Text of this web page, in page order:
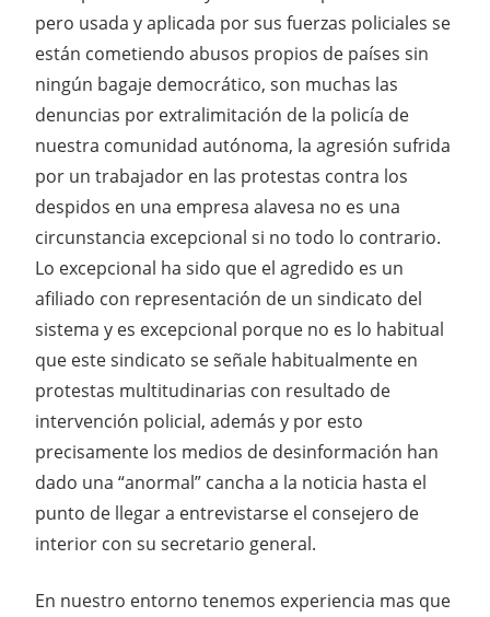
pero usada y aplicada por sus fuerzas policiales se
están cometiendo abusos propios de países sin
ningún bagaje democrático, son muchas las
denuncias por extralimitación de la policía de
nuestra comunidad autónoma, la agresión sufrida
por un trabajador en las protestas contra los
despidos en una empresa alavesa no es una
circunstancia excepcional si no todo lo contrario.
Lo excepcional ha sido que el agredido es un
afiliado con representación de un sindicato del
sistema y es excepcional porque no es lo habitual
que este sindicato se señale habitualmente en
protestas multitudinarias con resultado de
intervención policial, además y por esto
precisamente los medios de desinformación han
dado una “anormal” cancha a la noticia hasta el
punto de llegar a entrevistarse el consejero de
interior con su secretario general.
En nuestro entorno tenemos experiencia mas que